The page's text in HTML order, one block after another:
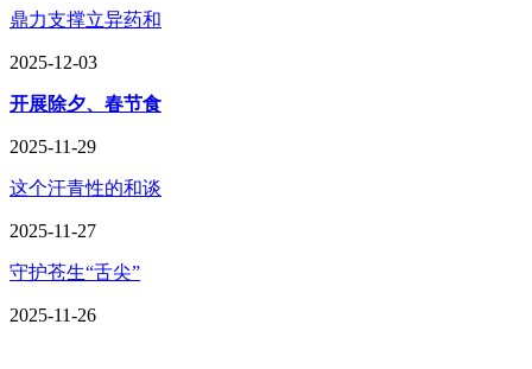
鼎力支撑立异药和
2025-12-03
开展除夕、春节食
2025-11-29
这个汗青性的和谈
2025-11-27
守护苍生“舌尖”
2025-11-26